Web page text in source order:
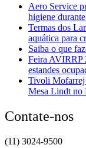
Aero Service
higiene
Termas dos
aquática para
Saiba o que
Feira AVIRRP
estandes
Tivoli Mofarrej
Mesa Lindt no
Contate-nos
(11) 3024-9500